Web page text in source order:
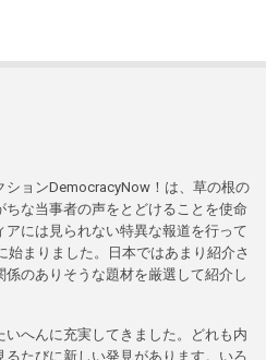
ションDemocracyNow！は、草の根の
な当事者の声をとどけることを使命
には見られない特異な報道を行って
始まりました。日本ではあまり紹介さ
のありそうな題材を厳選して紹介し
へんに充実してきました。どれも内
たびに新しい発見があります。いろ